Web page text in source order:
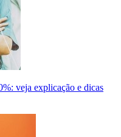
veja explicação e dicas